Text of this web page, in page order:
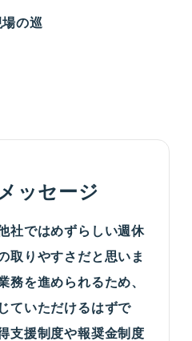
の巡
ッセージ
社ではめずらしい週休
取りやすさだと思いま
務を進められるため、
ていただけるはずで
支援制度や報奨金制度